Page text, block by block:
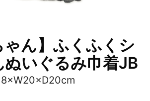
ゃん】ふくふくシ
ぬいぐるみ巾着JB